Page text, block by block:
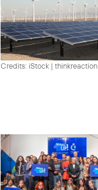
Credits: iStock | thinkreaction